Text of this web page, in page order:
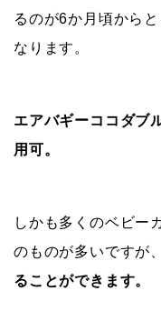
るのが6か月頃から
なります。
エアバギーココダブ
用可。
しかも多くのベビー
のものが多いですが、
ることができます。